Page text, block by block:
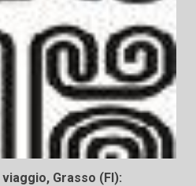
Grasso (FI):